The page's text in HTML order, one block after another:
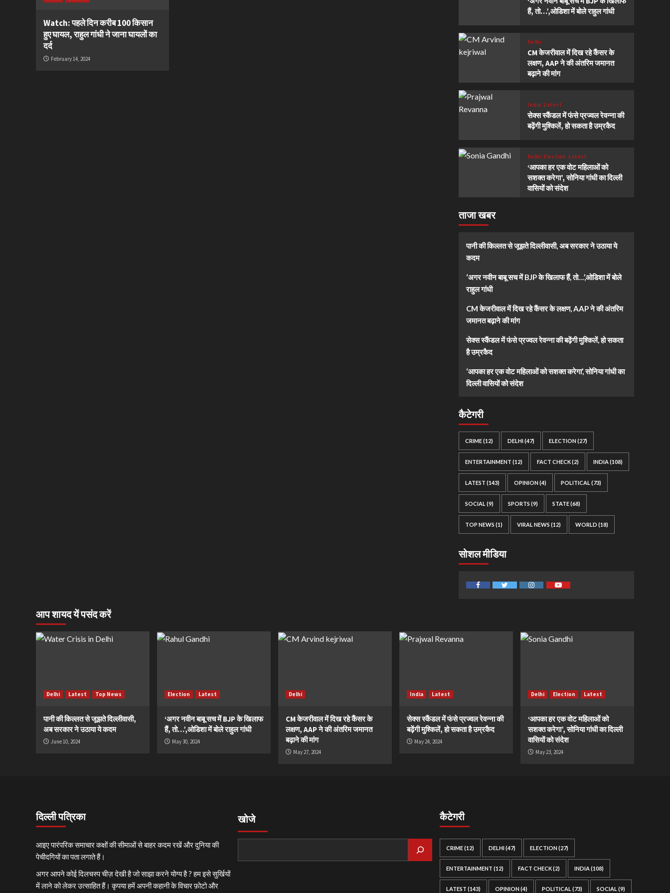
Watch: पहले दिन करीब 100 किसान
हुए घायल, राहुल गांधी ने जाना घायलों का
दर्द
February 14, 2024
हैं, तो…’,ओडिशा में बोले राहुल गांधी
Delhi
CM केजरीवाल में दिख रहे कैंसर के
लक्षण, AAP ने की अंतरिम जमानत
बढ़ाने की मांग
India Latest
सेक्स स्कैंडल में फंसे प्रज्वल रेवन्ना की
बढ़ेंगी मुश्किलें, हो सकता है उम्रकैद
Delhi Election Latest
‘आपका हर एक वोट महिलाओं को
सशक्त करेगा’, सोनिया गांधी का दिल्ली
वासियों को संदेश
ताजा खबर
पानी की किल्लत से जूझते दिल्लीवासी, अब सरकार ने उठाया ये
कदम
‘अगर नवीन बाबू सच में BJP के खिलाफ हैं, तो…’,ओडिशा में बोले
राहुल गांधी
CM केजरीवाल में दिख रहे कैंसर के लक्षण, AAP ने की अंतरिम
जमानत बढ़ाने की मांग
सेक्स स्कैंडल में फंसे प्रज्वल रेवन्ना की बढ़ेंगी मुश्किलें, हो सकता
है उम्रकैद
‘आपका हर एक वोट महिलाओं को सशक्त करेगा’, सोनिया गांधी का
दिल्ली वासियों को संदेश
कैटेगरी
CRIME(12) DELHI(47) ELECTION(27)
ENTERTAINMENT (12) FACT CHECK(2) INDIA(108)
LATEST (143) OPINION(4) POLITICAL (73)
SOCIAL (9) SPORTS (9) STATE(68)
TOP NEWS (1) VIRAL NEWS (12) WORLD (18)
सोशल मीडिया
FacebookTwitter InstagramYoutube
आप शायद यें पसंद करें
Delhi Latest Top News
पानी की किल्लत से जूझते दिल्लीवासी,
अब सरकार ने उठाया ये कदम
June 10, 2024
Election Latest
‘अगर नवीन बाबू सच में BJP के खिलाफ
हैं, तो…’,ओडिशा में बोले राहुल गांधी
May 30, 2024
Delhi
CM केजरीवाल में दिख रहे कैंसर के
लक्षण, AAP ने की अंतरिम जमानत
बढ़ाने की मांग
May 27, 2024
India Latest
सेक्स स्कैंडल में फंसे प्रज्वल रेवन्ना की
बढ़ेंगी मुश्किलें, हो सकता है उम्रकैद
May 24, 2024
Delhi Election Latest
‘आपका हर एक वोट महिलाओं को
सशक्त करेगा’, सोनिया गांधी का दिल्ली
वासियों को संदेश
May 23, 2024
दिल्ली पत्रिका
आइए पारंपरिक समाचार कक्षों की सीमाओं से बाहर कदम रखें और दुनिया की
पेचीदगियों का पता लगाते हैं।
अगर आपने कोई दिलचस्प चीज़ देखी है जो साझा करने योग्य है ? हम इसे सुर्खियों
में लाने को लेकर उत्साहित हैं। कृपया हमें अपनी कहानी के विचार फ़ोटो और
खोजे कैटेगरी
CRIME(12) DELHI(47) ELECTION(27)
ENTERTAINMENT (12) FACT CHECK(2) INDIA(108)
LATEST (143) OPINION(4) POLITICAL (73) SOCIAL (9)